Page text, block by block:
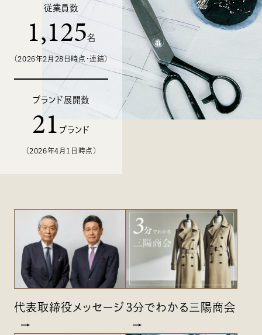
従業員数
1,125名
（2026年2月28日時点・連結）
ブランド展開数
21 ブランド
（2026年4月1日時点）
代表取締役メッセージ 3分でわかる三陽商会